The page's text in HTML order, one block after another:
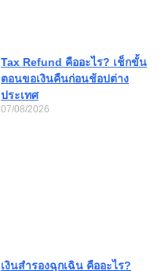
Tax Refund คืออะไร? เช็กขั้น
ตอนขอเงินคืนก่อนช้อปต่าง
ประเทศ
07/08/2026
เงินสำรองฉุกเฉิน คืออะไร?